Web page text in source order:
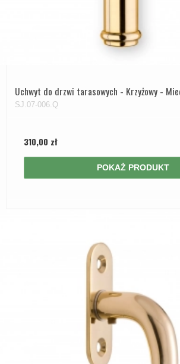
Uchwyt do drzwi tarasowych - Krzyżowy -
SJ.07-006.Q
310,00 zł
POKAŻ PRODUKT